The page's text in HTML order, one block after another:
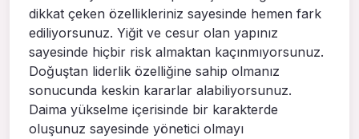
dikkat çeken özellikleriniz sayesinde hemen fark
ediliyorsunuz. Yiğit ve cesur olan yapınız
sayesinde hiçbir risk almaktan kaçınmıyorsunuz.
Doğuştan liderlik özelliğine sahip olmanız
sonucunda keskin kararlar alabiliyorsunuz.
Daima yükselme içerisinde bir karakterde
oluşunuz sayesinde yönetici olmayı